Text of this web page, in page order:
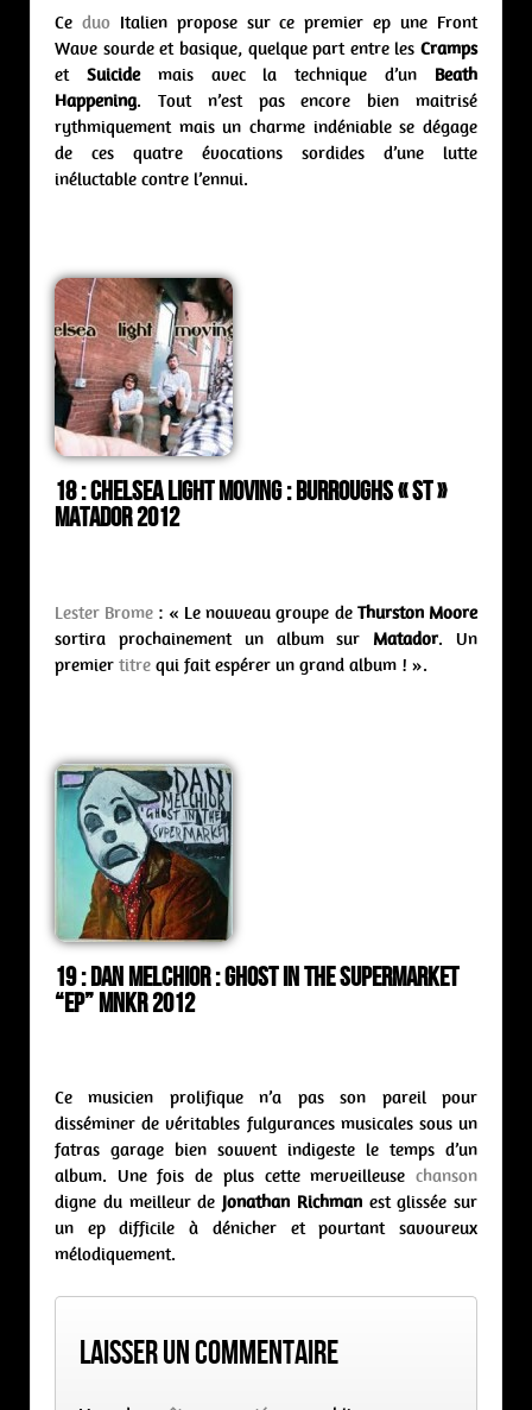
Ce duo Italien propose sur ce premier ep une Front
Wave sourde et basique, quelque part entre les Cramps
et Suicidemais avec la technique d’un Beath
Happening. Tout n’est pas encore bien maitrisé
rythmiquement mais un charme indéniable se dégage
de ces quatre évocations sordides d’une lutte
inéluctable contre l’ennui.
18 : Chelsea Light Moving : burroughs « st »
Matador 2012
Lester Brome : « Le nouveau groupe de Thurston Moore
sortira prochainement un album sur Matador. Un
premier titre qui fait espérer un grand album ! ».
19 : Dan Melchior : ghost in the supermarket
“ep” MNKR 2012
Ce musicien prolifique n’a pas son pareil pour
disséminer de véritables fulgurances musicales sous un
fatras garage bien souvent indigeste le temps d’un
album. Une fois de plus cette merveilleuse chanson
digne du meilleur de Jonathan Richmanest glissée sur
un ep difficile à dénicher et pourtant savoureux
mélodiquement.
Laisser un commentaire